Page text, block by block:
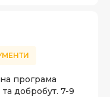
програма
та добробут. 7-9